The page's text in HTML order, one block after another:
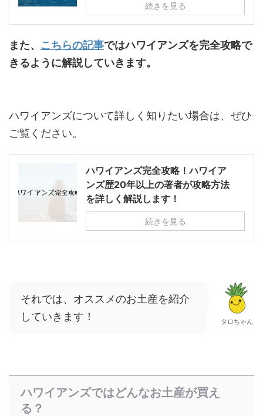
続きを見る
また、 こちらの記事ではハワイアンズを完全攻略で
きるように解説していきます。
ハワイアンズについて詳しく知りたい場合は、ぜひ
ご覧ください。
ハワイアンズ完全攻略！ハワイア
ンズ歴20年以上の著者が攻略方法
を詳しく解説します！
続きを見る
それでは、オススメのお土産を紹介
していきます！
タロちゃん
ハワイアンズではどんなお土産が買え
る？